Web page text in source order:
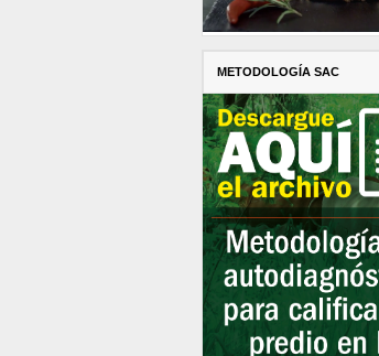
METODOLOGÍA SAC